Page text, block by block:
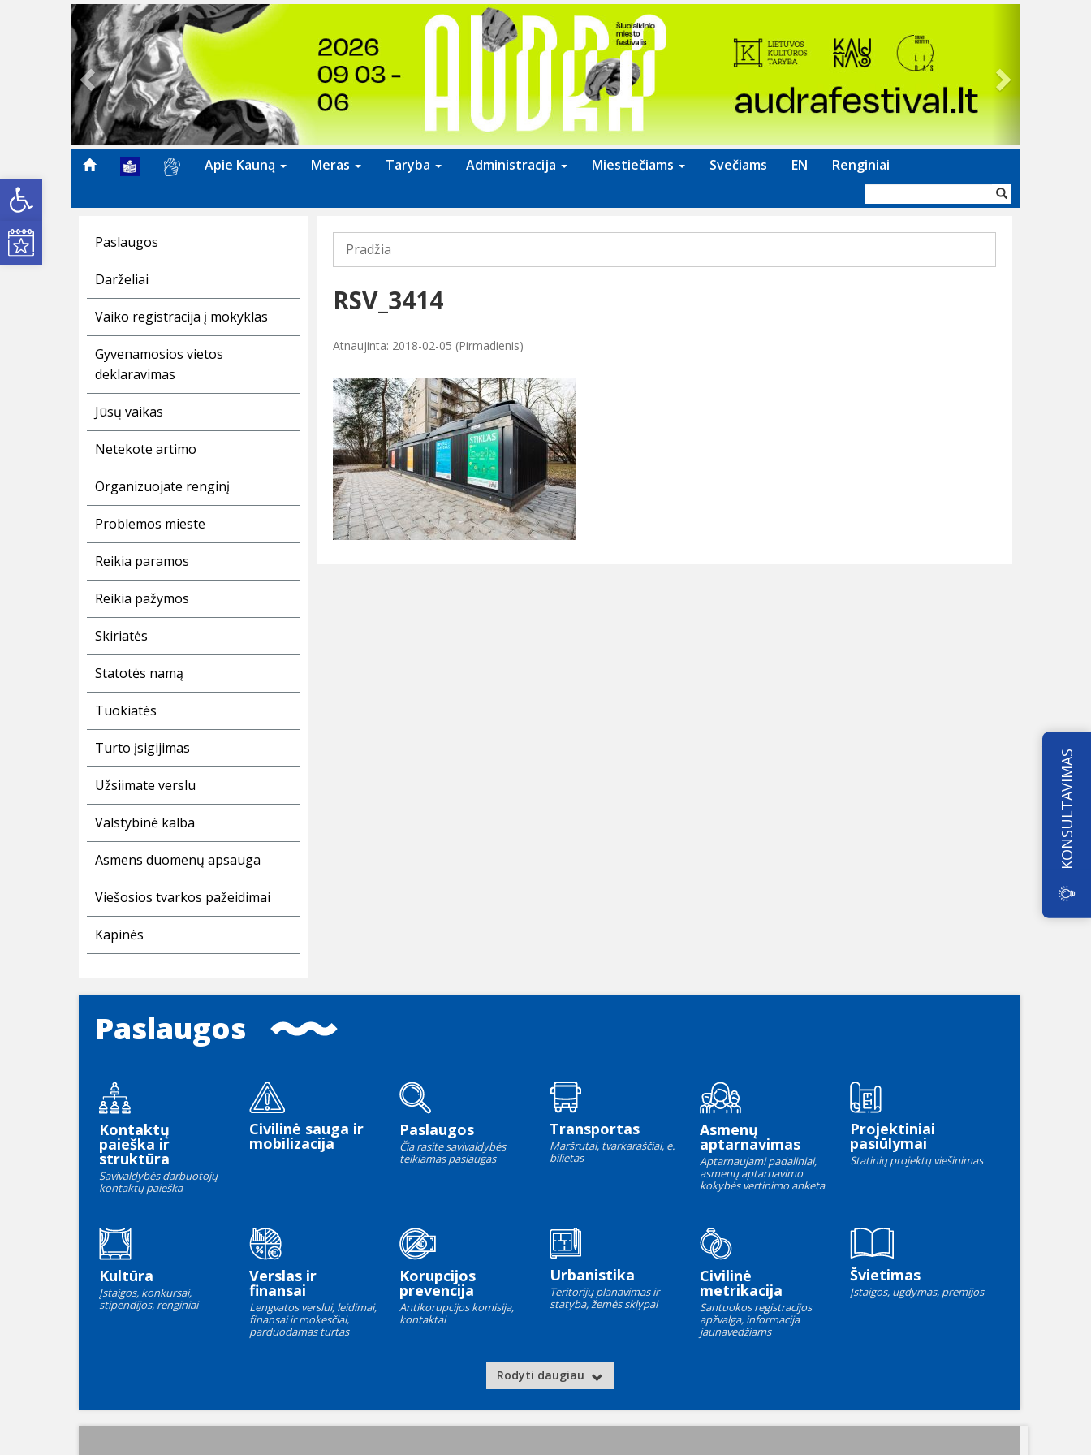
Open toolbar
Kultūros renginiai
Previous
Apie Kauną Meras Taryba Administracija Miestiečiams Svečiams EN Renginiai
forma
Paslaugos
Darželiai
Vaiko registracija į mokyklas
Gyvenamosios vietos
deklaravimas
Jūsų vaikas
Netekote artimo
Organizuojate renginį
Problemos mieste
Reikia paramos
Reikia pažymos
Skiriatės
Statotės namą
Tuokiatės
Turto įsigijimas
Užsiimate verslu
Valstybinė kalba
Asmens duomenų apsauga
Viešosios tvarkos pažeidimai
Kapinės
Pradžia
RSV_3414
Atnaujinta: 2018-02-05 (Pirmadienis)
Paslaugos
Kontaktų
paieška ir
struktūra
Savivaldybės darbuotojų
kontaktų paieška
Civilinė sauga ir
mobilizacija
Paslaugos
Čia rasite savivaldybės
teikiamas paslaugas
Transportas
Maršrutai, tvarkaraščiai, e.
bilietas
Asmenų
aptarnavimas
Aptarnaujami padaliniai,
asmenų aptarnavimo
kokybės vertinimo anketa
Projektiniai
pasiūlymai
Statinių projektų viešinimas
Kultūra
Įstaigos, konkursai,
stipendijos, renginiai
Verslas ir
finansai
Lengvatos verslui, leidimai,
finansai ir mokesčiai,
parduodamas turtas
Korupcijos
prevencija
Antikorupcijos komisija,
kontaktai
Urbanistika
Teritorijų planavimas ir
statyba, žemės sklypai
Civilinė
metrikacija
Santuokos registracijos
apžvalga, informacija
jaunavedžiams
Švietimas
Įstaigos, ugdymas, premijos
Rodyti daugiau
KONSULTAVIMAS